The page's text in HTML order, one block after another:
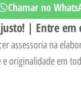
Chamar no
| Entre
assessoria na
originalidade em